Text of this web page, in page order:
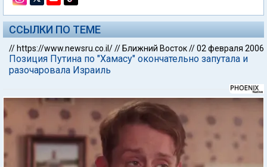
ССЫЛКИ ПО ТЕМЕ
// https://www.newsru.co.il/// Ближний Восток//02 февраля 2006
Позиция Путина по "Хамасу" окончательно запутала и
разочаровала Израиль